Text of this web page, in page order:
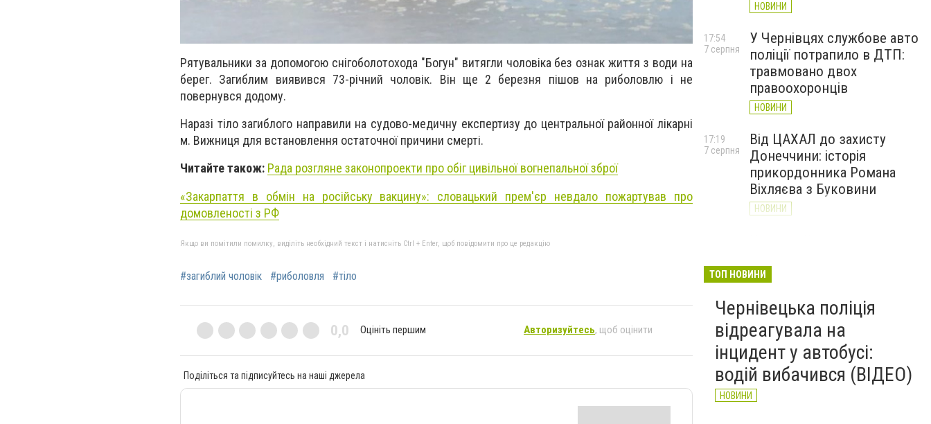
Рятувальники за допомогою снігоболотохода "Богун" витягли чоловіка без ознак життя з води на
берег. Загиблим виявився 73-річний чоловік. Він ще 2 березня пішов на риболовлю і не
повернувся додому.
Наразі тіло загиблого направили на судово-медичну експертизу до центральної районної лікарні
м. Вижниця для встановлення остаточної причини смерті.
Читайте також: Рада розгляне законопроекти про обіг цивільної вогнепальної зброї
«Закарпаття в обмін на російську вакцину»: словацький прем'єр невдало пожартував про
домовленості з РФ
Якщо ви помітили помилку, виділіть необхідний текст і натисніть Ctrl + Enter, щоб повідомити про це редакцію
#загиблий чоловік #риболовля #тіло
0,0 Оцініть першим Авторизуйтесь, щоб оцінити
Поділіться та підписуйтесь на наші джерела
НОВИНИ
У Чернівцях службове авто
поліції потрапило в ДТП:
травмовано двох
правоохоронців
НОВИНИ
17:54
7 серпня
Від ЦАХАЛ до захисту
Донеччини: історія
прикордонника Романа
Віхляєва з Буковини
НОВИНИ
17:19
7 серпня
водяні арки для
НОВИНИ
ТОП НОВИНИ
Чернівецька поліція
відреагувала на
інцидент у автобусі:
водій вибачився (ВІДЕО)
НОВИНИ